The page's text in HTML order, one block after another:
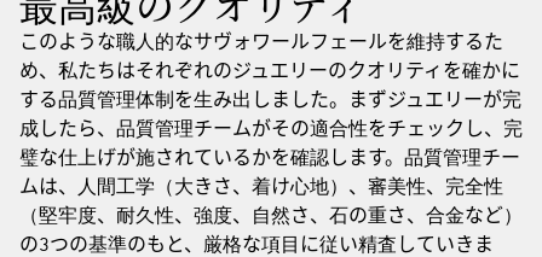
このような職人的なサヴォワールフェールを維持するた
め、私たちはそれぞれのジュエリーのクオリティを確かに
する品質管理体制を生み出しました。まずジュエリーが完
成したら、品質管理チームがその適合性をチェックし、完
璧な仕上げが施されているかを確認します。品質管理チー
ムは、人間工学（大きさ、着け心地）、審美性、完全性
（堅牢度、耐久性、強度、自然さ、石の重さ、合金など）
の3つの基準のもと、厳格な項目に従い精査していきま